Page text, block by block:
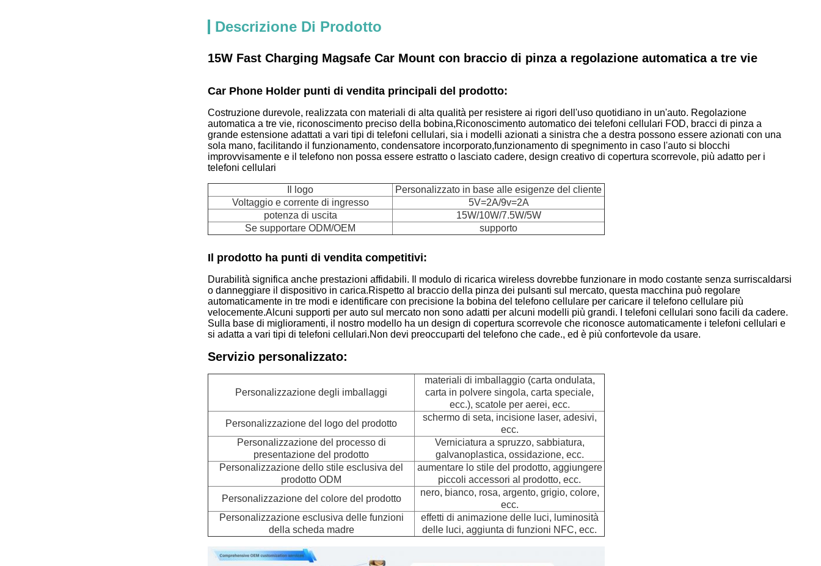
Descrizione Di Prodotto
15W Fast Charging Magsafe Car Mount con braccio di pinza a regolazione automatica a tre vie
Car Phone Holder punti di vendita principali del prodotto:
Costruzione durevole, realizzata con materiali di alta qualità per resistere ai rigori dell'uso quotidiano in un'auto. Regolazione
automatica a tre vie, riconoscimento preciso della bobina,Riconoscimento automatico dei telefoni cellulari FOD, bracci di pinza a
grande estensione adattati a vari tipi di telefoni cellulari, sia i modelli azionati a sinistra che a destra possono essere azionati con una
sola mano, facilitando il funzionamento, condensatore incorporato,funzionamento di spegnimento in caso l'auto si blocchi
improvvisamente e il telefono non possa essere estratto o lasciato cadere, design creativo di copertura scorrevole, più adatto per i
telefoni cellulari
Il logo
Personalizzato in base alle esigenze del cliente
Voltaggio e corrente di ingresso
5V=2A/9v=2A
potenza di uscita
15W/10W/7.5W/5W
Se supportare ODM/OEM
supporto
Il prodotto ha punti di vendita competitivi:
Durabilità significa anche prestazioni affidabili. Il modulo di ricarica wireless dovrebbe funzionare in modo costante senza surriscaldarsi
o danneggiare il dispositivo in carica.Rispetto al braccio della pinza dei pulsanti sul mercato, questa macchina può regolare
automaticamente in tre modi e identificare con precisione la bobina del telefono cellulare per caricare il telefono cellulare più
velocemente.Alcuni supporti per auto sul mercato non sono adatti per alcuni modelli più grandi. I telefoni cellulari sono facili da cadere.
Sulla base di miglioramenti, il nostro modello ha un design di copertura scorrevole che riconosce automaticamente i telefoni cellulari e
si adatta a vari tipi di telefoni cellulari.Non devi preoccuparti del telefono che cade., ed è più confortevole da usare.
Servizio personalizzato:
Personalizzazione degli imballaggi
materiali di imballaggio (carta ondulata,
carta in polvere singola, carta speciale,
ecc.), scatole per aerei, ecc.
Personalizzazione del logo del prodotto
schermo di seta, incisione laser, adesivi,
ecc.
Personalizzazione del processo di
presentazione del prodotto
Verniciatura a spruzzo, sabbiatura,
galvanoplastica, ossidazione, ecc.
Personalizzazione dello stile esclusiva del
prodotto ODM
aumentare lo stile del prodotto, aggiungere
piccoli accessori al prodotto, ecc.
Personalizzazione del colore del prodotto
nero, bianco, rosa, argento, grigio, colore,
ecc.
Personalizzazione esclusiva delle funzioni
della scheda madre
effetti di animazione delle luci, luminosità
delle luci, aggiunta di funzioni NFC, ecc.